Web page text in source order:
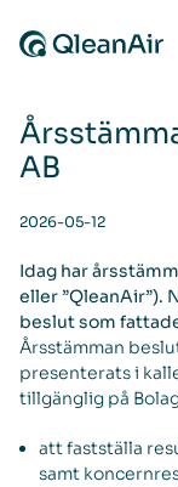
AB
2026-05-12
Idag har
eller ”QleanAir”).
beslut som
Årsstämman
presenterats i
tillgänglig på
att fastställa
samt